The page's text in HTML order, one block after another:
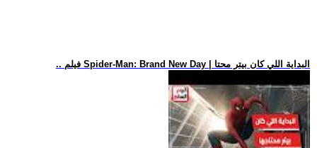
.. فيلم Spider-Man: Brand New Day | البداية اللي كان بيتر محتا